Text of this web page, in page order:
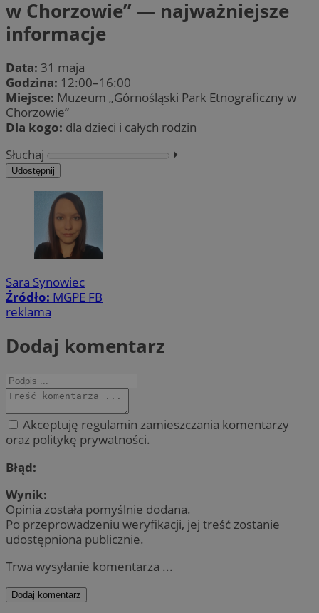
w Chorzowie” — najważniejsze
informacje
Data: 31 maja
Godzina: 12:00–16:00
Miejsce: Muzeum „Górnośląski Park Etnograficzny w
Chorzowie”
Dla kogo: dla dzieci i całych rodzin
Słuchaj
⏵︎
Udostępnij
Sara Synowiec
Źródło: MGPE FB
reklama
Dodaj komentarz
Akceptuję regulamin zamieszczania komentarzy
oraz politykę prywatności.
Błąd:
Wynik:
Opinia została pomyślnie dodana.
Po przeprowadzeniu weryfikacji, jej treść zostanie
udostępniona publicznie.
Trwa wysyłanie komentarza ...
Dodaj komentarz